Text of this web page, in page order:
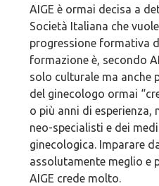
AIGE è ormai decisa a
Società Italiana che
progressione formativa
formazione è, secondo
solo culturale ma anche
del ginecologo ormai
o più anni di esperienza,
neo-specialisti e dei
ginecologica. Imparare
assolutamente meglio e
AIGE crede molto.